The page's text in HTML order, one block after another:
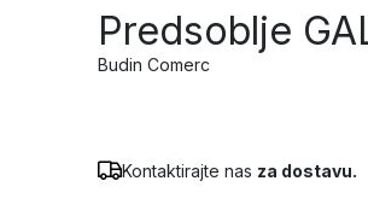
Predsoblje
Budin Comerc
Kontaktirajte nas za dostavu.